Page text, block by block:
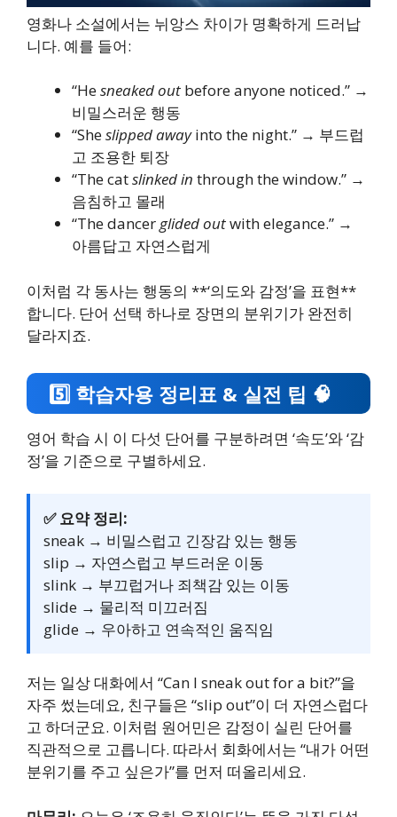
영화나 소설에서는 뉘앙스 차이가 명확하게 드러납
니다. 예를 들어:
“Hesneaked out before anyone noticed.” →
비밀스러운 행동
“Sheslipped awayinto the night.” → 부드럽
고 조용한 퇴장
“The catslinked in through the window.” →
음침하고 몰래
“The dancerglided outwith elegance.” →
아름답고 자연스럽게
이처럼 각 동사는 행동의 **‘의도와 감정’을 표현**
합니다. 단어 선택 하나로 장면의 분위기가 완전히
달라지죠.
5️⃣ 학습자용 정리표 & 실전 팁 🧠
영어 학습 시 이 다섯 단어를 구분하려면 ‘속도’와 ‘감
정’을 기준으로 구별하세요.
✅ 요약 정리:
sneak → 비밀스럽고 긴장감 있는 행동
slip → 자연스럽고 부드러운 이동
slink → 부끄럽거나 죄책감 있는 이동
slide → 물리적 미끄러짐
glide → 우아하고 연속적인 움직임
저는 일상 대화에서 “Can I sneak out for a bit?”을
자주 썼는데요, 친구들은 “slip out”이 더 자연스럽다
고 하더군요. 이처럼 원어민은 감정이 실린 단어를
직관적으로 고릅니다. 따라서 회화에서는 “내가 어떤
분위기를 주고 싶은가”를 먼저 떠올리세요.